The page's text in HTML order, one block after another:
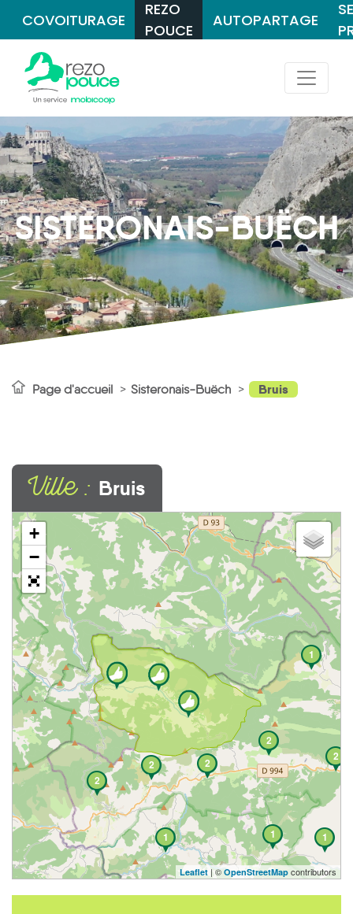
COVOITURAGE
REZO
POUCE
AUTOPARTAGE
SISTERONAIS-BUËCH
Page d'accueil Sisteronais-Buëch Bruis
Ville : Bruis
3
1
2
2
1
2
1
2
2
1
+
−
Leaflet | © OpenStreetMap contributors